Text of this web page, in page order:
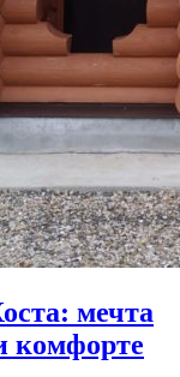
мечта
комфорте